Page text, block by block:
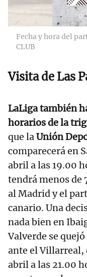
Fecha y hora del
CLUB
Visita de Las
LaLiga también
horarios de la
que laUnión
comparecerá en
abril a las 19.00
tendrá menos de
al Madrid y el
canario. Una
nada bien en
Valverde se
ante el Villarreal,
abril a las 21.00